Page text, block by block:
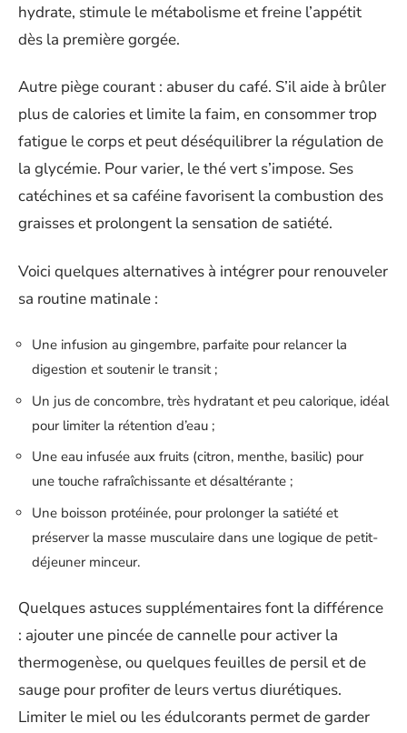
hydrate, stimule le métabolisme et freine l’appétit
dès la première gorgée.
Autre piège courant : abuser du café. S’il aide à brûler
plus de calories et limite la faim, en consommer trop
fatigue le corps et peut déséquilibrer la régulation de
la glycémie. Pour varier, le thé vert s’impose. Ses
catéchines et sa caféine favorisent la combustion des
graisses et prolongent la sensation de satiété.
Voici quelques alternatives à intégrer pour renouveler
sa routine matinale :
Une infusion au gingembre, parfaite pour relancer la
digestion et soutenir le transit ;
Un jus de concombre, très hydratant et peu calorique, idéal
pour limiter la rétention d’eau ;
Une eau infusée aux fruits (citron, menthe, basilic) pour
une touche rafraîchissante et désaltérante ;
Une boisson protéinée, pour prolonger la satiété et
préserver la masse musculaire dans une logique de petit-
déjeuner minceur.
Quelques astuces supplémentaires font la différence
: ajouter une pincée de cannelle pour activer la
thermogenèse, ou quelques feuilles de persil et de
sauge pour profiter de leurs vertus diurétiques.
Limiter le miel ou les édulcorants permet de garder